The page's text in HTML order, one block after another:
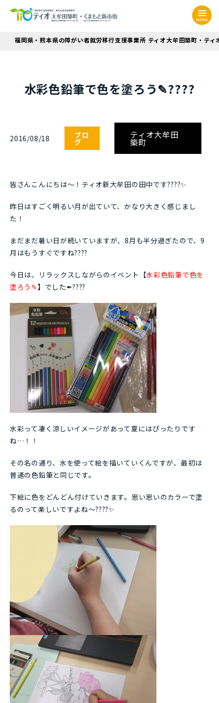
MENU
福岡県・熊本県の障がい者就労移行支援事業所 ティオ大牟田築町・ティ
水彩色鉛筆で色を塗ろう✎????
2016/08/18 ブロ
グ
ティオ大牟田
築町
皆さんこんにちは～！ティオ新大牟田の田中です????✨
昨日はすごく明るい月が出ていて、かなり大きく感じまし
た！
まだまだ暑い日が続いていますが、8月も半分過ぎたので、9
月はもうすぐですね????
今日は、リラックスしながらのイベント【水彩色鉛筆で色を
塗ろう✎】 でした✒????
水彩って凄く涼しいイメージがあって夏にはぴったりです
ね…！！
その名の通り、水を使って絵を描いていくんですが、最初は
普通の色鉛筆と同じです。
下絵に色をどんどん付けていきます。思い思いのカラーで塗
るのって楽しいですよね～????✨